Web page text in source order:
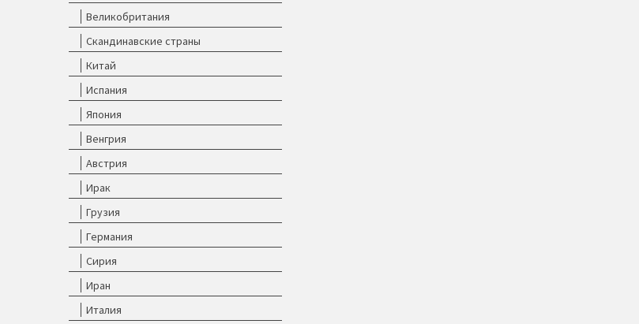
Великобритания
Скандинавские страны
Китай
Испания
Япония
Венгрия
Австрия
Ирак
Грузия
Германия
Сирия
Иран
Италия